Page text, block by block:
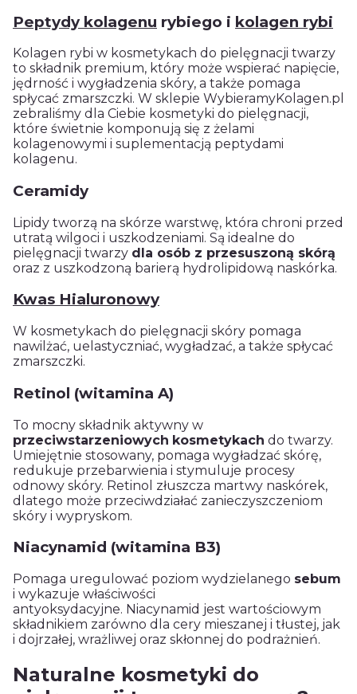
Peptydy kolagenu rybiego i kolagen rybi
Kolagen rybi w kosmetykach do pielęgnacji twarzy
to składnik premium, który może wspierać napięcie,
jędrność i wygładzenia skóry, a także pomaga
spłycać zmarszczki. W sklepie WybieramyKolagen.pl
zebraliśmy dla Ciebie kosmetyki do pielęgnacji,
które świetnie komponują się z żelami
kolagenowymi i suplementacją peptydami
kolagenu.
Ceramidy
Lipidy tworzą na skórze warstwę, która chroni przed
utratą wilgoci i uszkodzeniami. Są idealne do
pielęgnacji twarzy dla osób z przesuszoną skórą
oraz z uszkodzoną barierą hydrolipidową naskórka.
Kwas Hialuronowy
W kosmetykach do pielęgnacji skóry pomaga
nawilżać, uelastyczniać, wygładzać, a także spłycać
zmarszczki.
Retinol (witamina A)
To mocny składnik aktywny w
przeciwstarzeniowych kosmetykach do twarzy.
Umiejętnie stosowany, pomaga wygładzać skórę,
redukuje przebarwienia i stymuluje procesy
odnowy skóry. Retinol złuszcza martwy naskórek,
dlatego może przeciwdziałać zanieczyszczeniom
skóry i wypryskom.
Niacynamid (witamina B3)
Pomaga uregulować poziom wydzielanego sebum
i wykazuje właściwości
antyoksydacyjne. Niacynamid jest wartościowym
składnikiem zarówno dla cery mieszanej i tłustej, jak
i dojrzałej, wrażliwej oraz skłonnej do podrażnień.
Naturalne kosmetyki do